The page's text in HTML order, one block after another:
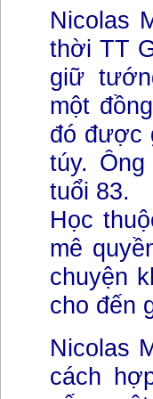
Nicolas
thời TT
giữ
một
đó được
túy.
tuổi 83.
Học
mê
chuyện
cho đến
Nicolas
cách